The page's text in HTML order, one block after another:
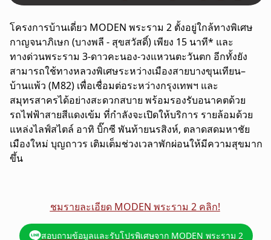
โครงการบ้านเดี่ยว MODEN พระราม 2 ตั้งอยู่ใกล้ทางพิเศษ
กาญจนาภิเษก (บางพลี - สุขสวัสดิ์) เพียง 15 นาที* และ
ทางด่วนพระราม 3-ดาวคะนอง-วงแหวนตะวันตก อีกทั้งยัง
สามารถใช้ทางหลวงพิเศษระหว่างเมืองสายบางขุนเทียน–
บ้านแพ้ว (M82) เพื่อเชื่อมต่อระหว่างกรุงเทพฯ และ
สมุทรสาครได้อย่างสะดวกสบาย พร้อมรองรับอนาคตด้วย
รถไฟฟ้าสายสีแดงเข้ม ที่กำลังจะเปิดให้บริการ รายล้อมด้วย
แหล่งไลฟ์สไตล์ อาทิ บิ๊กซี พันท้ายนรสิงห์, ตลาดสดมหาชัย
เมืองใหม่ บุญถาวร เติมเต็มช่วงเวลาพักผ่อนให้มีความสุขมาก
ขึ้น
ชมรายละเอียด MODEN พระราม 2 คลิก!
สอบถามข้อมูลและรับโปรพิเศษจาก MODEN พระราม 2